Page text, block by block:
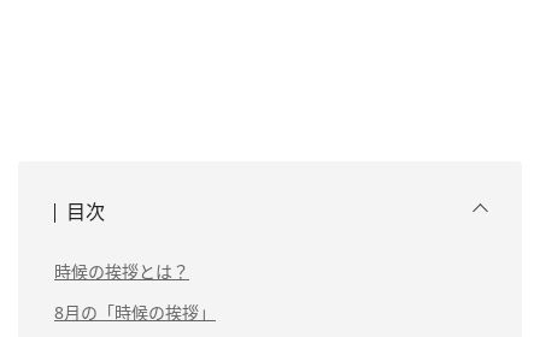
目次
時候の挨拶とは？
8月の「時候の挨拶」